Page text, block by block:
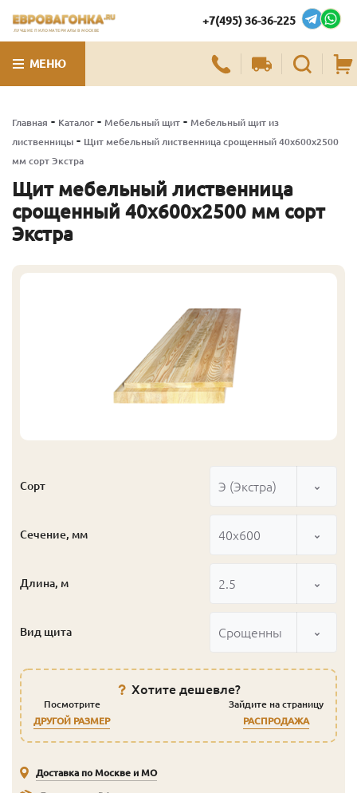
ЛУЧШИЕ ПИЛОМАТЕРИАЛЫ В МОСКВЕ
+7(495) 36-36-225
МЕНЮ
Главная - Каталог - Мебельный щит - Мебельный щит из
лиственницы - Щит мебельный лиственница срощенный 40х600х2500
мм сорт Экстра
Щит мебельный лиственница
срощенный 40х600х2500 мм сорт
Экстра
Сорт Э (Экстра)
Сечение, мм 40x600
Длина, м 2.5
Вид щита Срощенный
Хотите дешевле?
Посмотрите
ДРУГОЙ РАЗМЕР
Зайдите на страницу
РАСПРОДАЖА
Доставка по Москве и МО